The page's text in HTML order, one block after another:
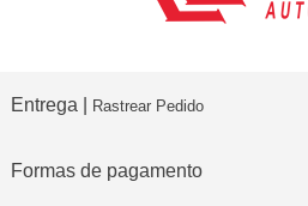
Entrega | Rastrear Pedido
Formas de pagamento